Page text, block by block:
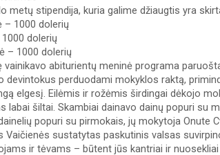
metų stipendija, kuria galime džiaugtis yra
– 1000 dolerių
dolerių
– 1000 dolerių
vainikavo abiturientų meninė programa
devintokus perduodami mokyklos raktą,
elgesį. Eilėmis ir rožėmis širdingai dėkojo
labai šiltai. Skambiai dainavo dainų popuri su
popuri su pirmokais, jų mokytoja Onute
Vaičienės sustatytas paskutinis valsas
ir tėvams – būtent jūs kantriai ir